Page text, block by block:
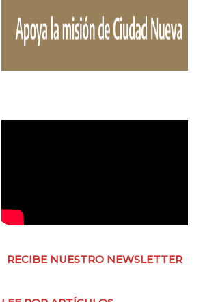
RECIBE NUESTRO NEWSLETTER